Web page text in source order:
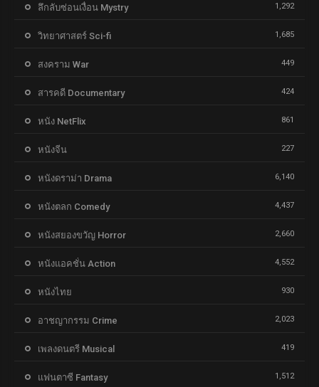
ลึกลับซ่อนเงื่อน Mystry 1,292
วิทยาศาสตร์ Sci-fi 1,685
สงคราม War 449
สารคดี Documentary 424
หนัง NetFlix 861
หนังจีน 227
หนังดราม่า Drama 6,140
หนังตลก Comedy 4,437
หนังสยองขวัญ Horror 2,660
หนังแอคชั่น Action 4,552
หนังไทย 930
อาชญากรรม Crime 2,023
เพลงดนตรี Musical 419
แฟนตาซี Fantasy 1,512